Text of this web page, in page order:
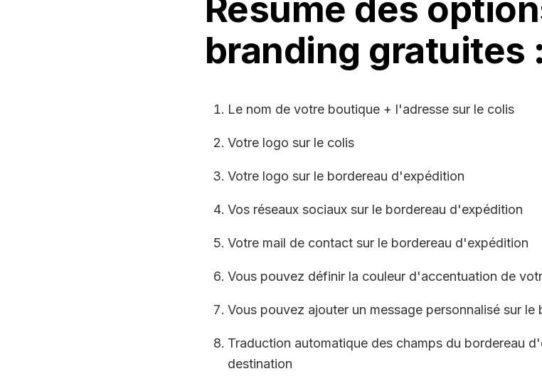
branding gratuites :
Le nom de votre boutique + l'adresse sur le colis
Votre logo sur le colis
Votre logo sur le bordereau d'expédition
Vos réseaux sociaux sur le bordereau d'expédition
Votre mail de contact sur le bordereau d'expédition
Vous pouvez définir la couleur d'accentuation de
Vous pouvez ajouter un message personnalisé sur
Traduction automatique des champs du bordereau
destination